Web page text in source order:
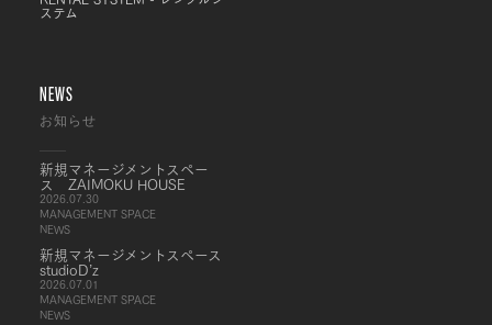
ステム
NEWS
お知らせ
新規マネージメントスペー
ス ZAIMOKU HOUSE
2026.07.30
MANAGEMENT SPACE
NEWS
新規マネージメントスペース
studioD’z
2026.07.01
MANAGEMENT SPACE
NEWS